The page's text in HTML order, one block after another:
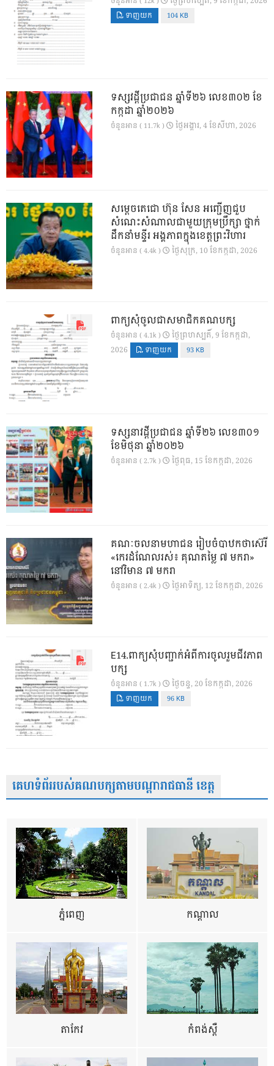
ទាញយក 104 KB
ទស្សវដ្តីប្រជាជន ឆ្នាំទី២៦ លេខ៣០២ ខែ
កក្កដា ឆ្នាំ២០២៦
ចំនួនអាន ( 11.7k ) ថ្ងៃ​អង្គារ, 4 ខែ​សីហា, 2026
សម្តេចតេជោ ហ៊ុន សែន អញ្ជើញជួប
សំណេះសំណាលជាមួយក្រុមប្រឹក្សា ថ្នាក់
ដឹកនាំមន្ទីរ អង្គភាពក្នុងខេត្តព្រះវិហារ
ចំនួនអាន ( 4.4k ) ថ្ងៃ​សុក្រ, 10 ខែ​កក្កដា, 2026
ពាក្យសុំចូលជាសមាជិកគណបក្ស
ចំនួនអាន ( 4.1k )
ថ្ងៃ​ព្រហស្បតិ៍, 9 ខែ​កក្កដា,
2026
ទាញយក 93 KB
ទស្សនាវដ្ដីប្រជាជន ឆ្នាំទី២៦ លេខ៣០១
ខែមិថុនា ឆ្នាំ២០២៦
ចំនួនអាន ( 2.7k ) ថ្ងៃ​ពុធ, 15 ខែ​កក្កដា, 2026
គណៈចលនាមហាជន រៀបចំបាឋកថាស៊េរី
«កេរដំណែលរស់៖ គុណតម្លៃ ៧ មករា»
នៅវិមាន ៧ មករា
ចំនួនអាន ( 2.4k ) ថ្ងៃ​អាទិត្យ, 12 ខែ​កក្កដា, 2026
E14.ពាក្យសុំបញ្ជាក់អំពីការចូលរួមជីវភាព
បក្ស
ចំនួនអាន ( 1.7k ) ថ្ងៃ​ចន្ទ, 20 ខែ​កក្កដា, 2026
ទាញយក 96 KB
គេហទំព័ររបស់គណបក្សតាមបណ្តារាជធានី ខេត្ត
ភ្នំពេញ កណ្តាល
តាកែវ កំពង់ស្ពឺ